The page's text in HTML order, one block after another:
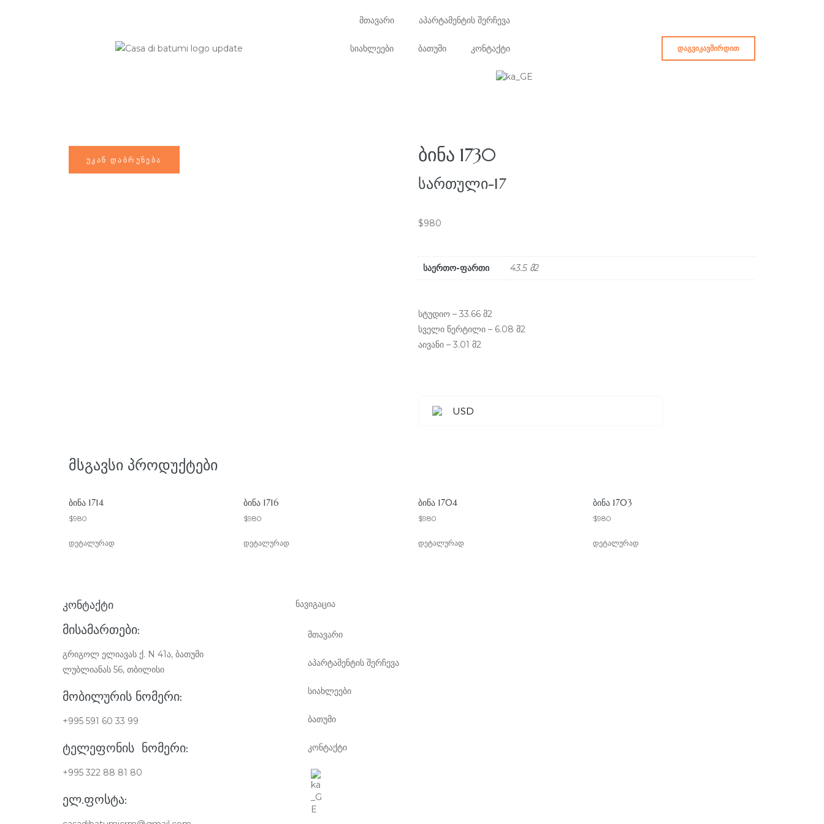
მთავარი აპარტამენტის შერჩევა
სიახლეები ბათუმი კონტაქტი ᲓᲐᲒᲕᲘᲙᲐᲕᲨᲘᲠᲓᲘᲗ
ᲑᲘᲜᲐ 1730
ᲡᲐᲠᲗᲣᲚᲘ-17
$980
საერთო-ფართი 43.5 მ2
სტუდიო – 33.66 მ2
სველი წერტილი – 6.08 მ2
აივანი – 3.01 მ2
USD
ᲛᲡᲒᲐᲕᲡᲘ ᲞᲠᲝᲓᲣᲥᲢᲔᲑᲘ
ᲑᲘᲜᲐ 1714
$980
დეტალურად
ᲑᲘᲜᲐ 1716
$980
დეტალურად
ᲑᲘᲜᲐ 1704
$980
დეტალურად
ᲑᲘᲜᲐ 1703
$980
დეტალურად
ᲙᲝᲜᲢᲐᲥᲢᲘ
ᲛᲘᲡᲐᲛᲐᲠᲗᲔᲑᲘ:
გრიგოლ ელიავას ქ. N 41ა, ბათუმი
ლუბლიანას 56, თბილისი
ᲛᲝᲑᲘᲚᲣᲠᲘᲡ ᲜᲝᲛᲔᲠᲘ:
+995 591 60 33 99
ᲢᲔᲚᲔᲤᲝᲜᲘᲡ ᲜᲝᲛᲔᲠᲘ:
+995 322 88 81 80
ᲔᲚ.ᲤᲝᲡᲢᲐ:
ნავიგაცია
მთავარი
აპარტამენტის შერჩევა
სიახლეები
ბათუმი
კონტაქტი